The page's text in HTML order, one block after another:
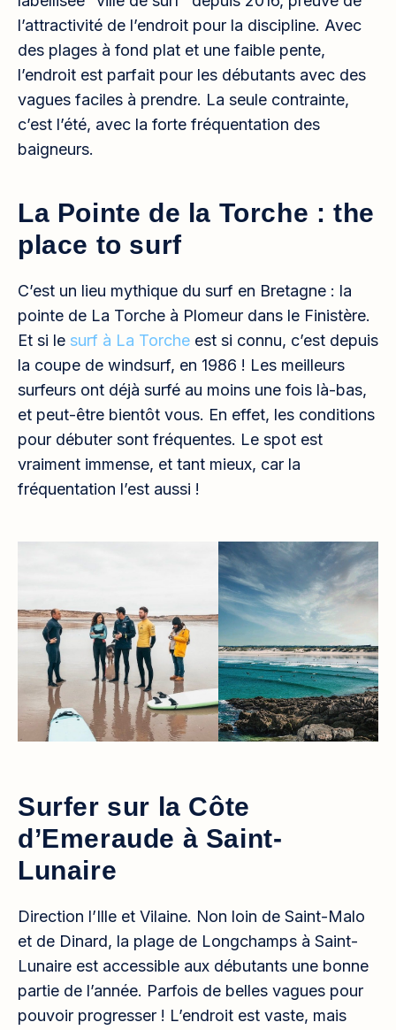
l’attractivité de l’endroit pour la discipline. Avec
des plages à fond plat et une faible pente,
l’endroit est parfait pour les débutants avec des
vagues faciles à prendre. La seule contrainte,
c’est l’été, avec la forte fréquentation des
baigneurs.
La Pointe de la Torche : the
place to surf
C’est un lieu mythique du surf en Bretagne : la
pointe de La Torche à Plomeur dans le Finistère.
Et si le surf à La Torche est si connu, c’est depuis
la coupe de windsurf, en 1986 ! Les meilleurs
surfeurs ont déjà surfé au moins une fois là-bas,
et peut-être bientôt vous. En effet, les conditions
pour débuter sont fréquentes. Le spot est
vraiment immense, et tant mieux, car la
fréquentation l’est aussi !
Surfer sur la Côte
d’Emeraude à Saint-
Lunaire
Direction l’Ille et Vilaine. Non loin de Saint-Malo
et de Dinard, la plage de Longchamps à Saint-
Lunaire est accessible aux débutants une bonne
partie de l’année. Parfois de belles vagues pour
pouvoir progresser ! L’endroit est vaste, mais